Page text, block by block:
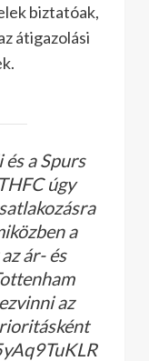
biztatóak,
átigazolási
és a Spurs
úgy
a
ár- és
az